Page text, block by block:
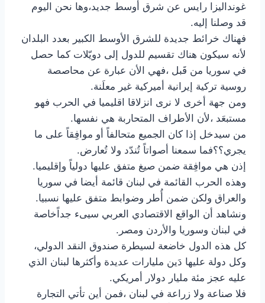
غونداليزا رايس عن شرق أوسط جديد،وها نحن اليوم
قد وصلنا إليه.
فهناك خرائط جديدة للشرق الأوسط الكبير بعدد البلدان
لأنه سيكون هناك تقسيم للدول إلى دويّلات كما حصل
في سوريا من قَبل ،فهي الأن عبارة عن محاصصة
روسية تركية إيرانية أميركية غير معلَنة.
ومن جهة أخرى لا نرى انزلاقا اقليميا في الحرب فهو
مستبعَد ،لأن الأطراف المتحاربة هي نفسها.
من سيدخل إذا كان الجميع متحالفاً أو موافِقاً على ما
يجري؟؟فما سمعنا أصواتاً تُندّد ولا تُعارض.
إذن هي موافِقة ضمن صيغ متفق عليها دولياً وإقليميا.
وهذه الحرب القائمة في لبنان قائمة أيضا في سوريا
والعراق ولكن ضمن أُطر وضوابط متفق عليها نسبيا.
ونشاهد أن الواقع الاقتصادي العربي سيىء جداًخاصة
في لبنان وسوريا والأردن ومصر.
كل هذه الدول خاضعة لسيطرة صندوق النقد الدولي،
وكل دولة عليها دَين مليارات عديدة وأكثرها لبنان الذي
عليه عجز مئة مليار دولار أمريكي.
فلا صناعة ولا زراعة في لبنان ،فمن أين تأتي التجارة